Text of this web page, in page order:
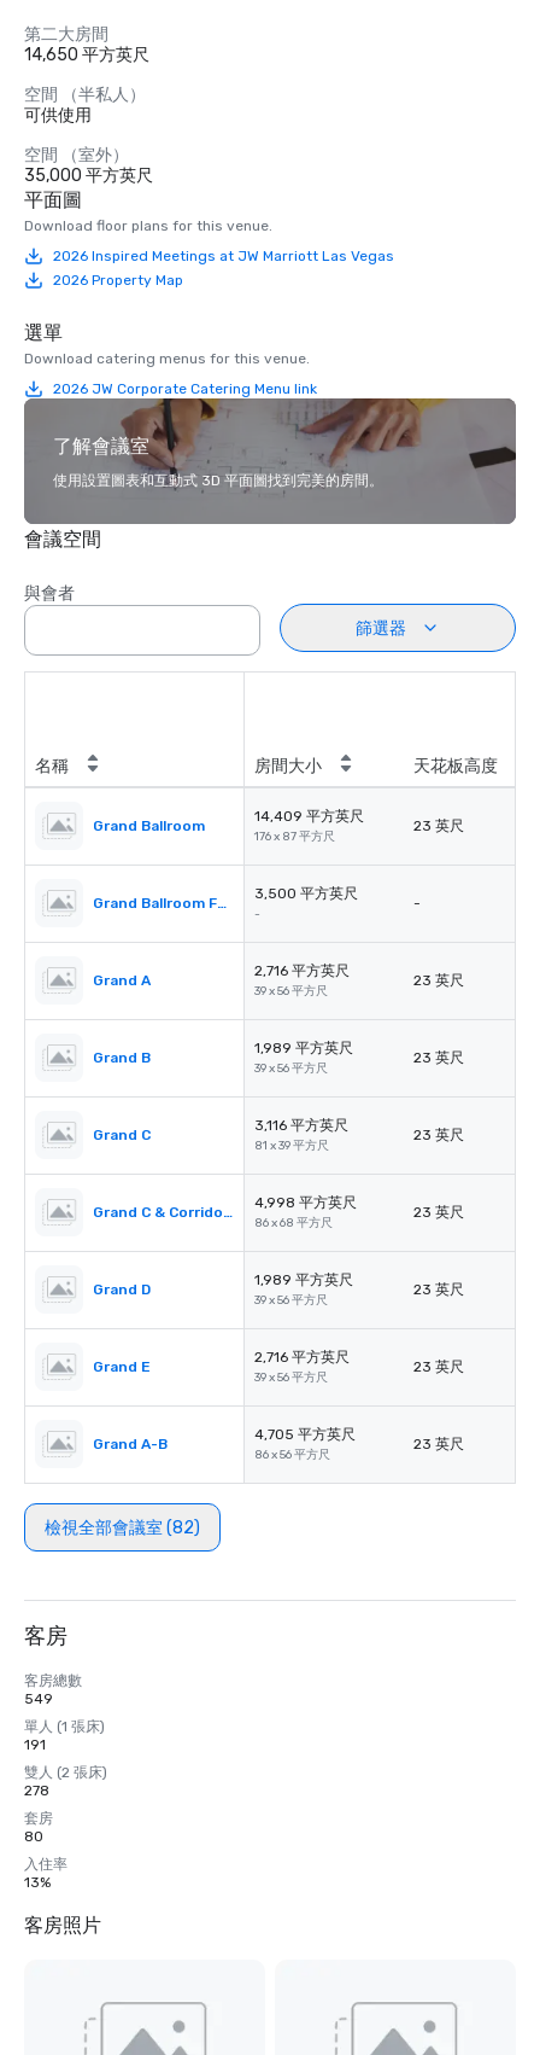
第二大房間
14,650 平方英尺
空間 （半私人）
可供使用
空間 （室外）
35,000 平方英尺
平面圖
Download floor plans for this venue.
2026 Inspired Meetings at JW Marriott Las Vegas
2026 Property Map
選單
Download catering menus for this venue.
2026 JW Corporate Catering Menu link
了解會議室
使用設置圖表和互動式 3D 平面圖找到完美的房間。
會議空間
與會者
篩選器
名稱 房間大小 天花板高度
Grand Ballroom
14,409 平方英尺
176 x 87 平方尺
23 英尺
Grand Ballroom Foyer
3,500 平方英尺
-
-
Grand A
2,716 平方英尺
39 x 56 平方尺
23 英尺
Grand B
1,989 平方英尺
39 x 56 平方尺
23 英尺
Grand C
3,116 平方英尺
81 x 39 平方尺
23 英尺
Grand C & Corridors
4,998 平方英尺
86 x 68 平方尺
23 英尺
Grand D
1,989 平方英尺
39 x 56 平方尺
23 英尺
Grand E
2,716 平方英尺
39 x 56 平方尺
23 英尺
Grand A-B
4,705 平方英尺
86 x 56 平方尺
23 英尺
檢視全部會議室 (82)
客房
客房總數
549
單人 (1 張床)
191
雙人 (2 張床)
278
套房
80
入住率
13%
客房照片